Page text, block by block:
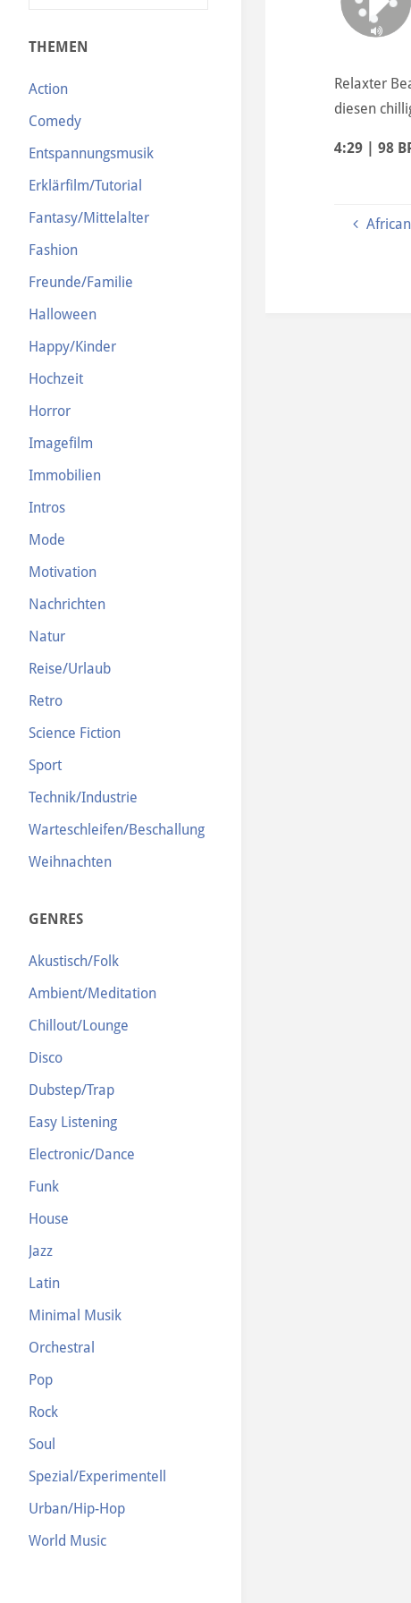
N
Relaxter
diesen
4:29 | 98
THEMEN
Action
Comedy
Entspannungsmusik
Erklärfilm/Tutorial
Fantasy/Mittelalter
Fashion
Freunde/Familie
Halloween
Happy/Kinder
Hochzeit
Horror
Imagefilm
Immobilien
Intros
Mode
Motivation
Nachrichten
Natur
Reise/Urlaub
Retro
Science Fiction
Sport
Technik/Industrie
Warteschleifen/Beschallung
Weihnachten
GENRES
Akustisch/Folk
Ambient/Meditation
Chillout/Lounge
Disco
Dubstep/Trap
Easy Listening
Electronic/Dance
Funk
House
Jazz
Latin
Minimal Musik
Orchestral
Pop
Rock
Soul
Spezial/Experimentell
Urban/Hip-Hop
World Music